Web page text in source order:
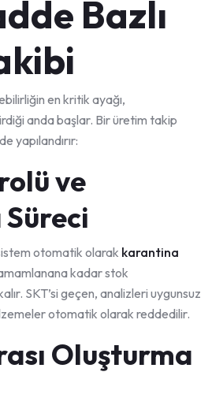
Bazlı
en kritik ayağı,
anda başlar. Bir üretim takip
yapılandırır:
ve
otomatik olarak karantina
kadar stok
SKT’si geçen, analizleri uygunsuz
otomatik olarak reddedilir.
Oluşturma